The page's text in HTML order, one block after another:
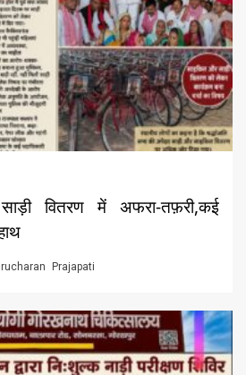
वितरण में अफरा-तफ़री,कई
Prajapati